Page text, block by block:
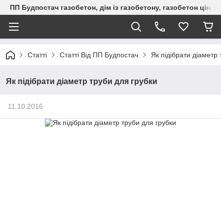
ПП Будпостач газобетон, дім із газобетону, газобетон
Статті Статті Від ПП Будпостач Як підібрати
Як підібрати діаметр труби для грубки
11.10.2016